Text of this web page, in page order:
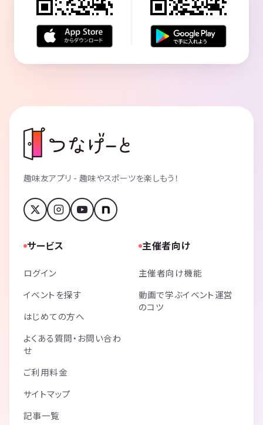
趣味友アプリ - 趣味やスポーツを楽しもう！
サービス
ログイン
イベントを探す
はじめての方へ
よくある質問・お問い合わ
せ
ご利用料金
サイトマップ
記事一覧
主催者向け
主催者向け機能
動画で学ぶイベント運営
のコツ